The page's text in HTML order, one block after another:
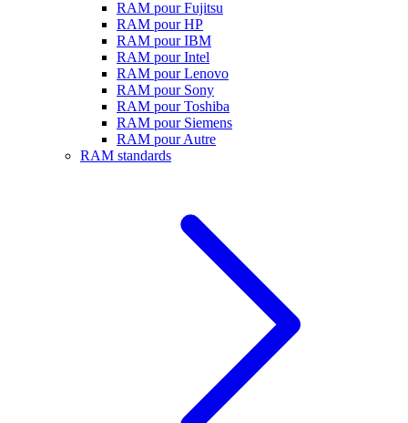
RAM pour Fujitsu
RAM pour HP
RAM pour IBM
RAM pour Intel
RAM pour Lenovo
RAM pour Sony
RAM pour Toshiba
RAM pour Siemens
RAM pour Autre
RAM standards